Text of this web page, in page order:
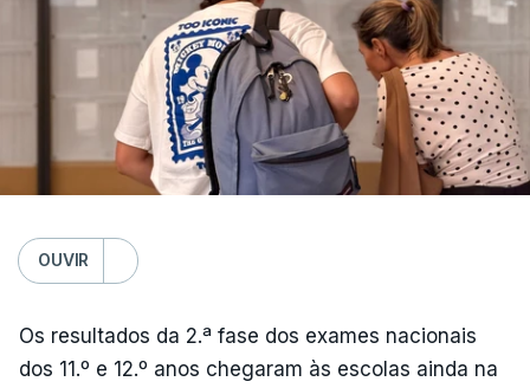
OUVIR
Os resultados da 2.ª fase dos exames nacionais
dos 11.º e 12.º anos chegaram às escolas ainda na